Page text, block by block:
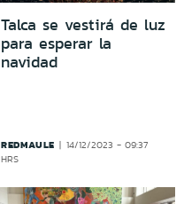
Talca se vestirá de luz
para esperar la
navidad
REDMAULE
14/12/2023 - 09:37
HRS